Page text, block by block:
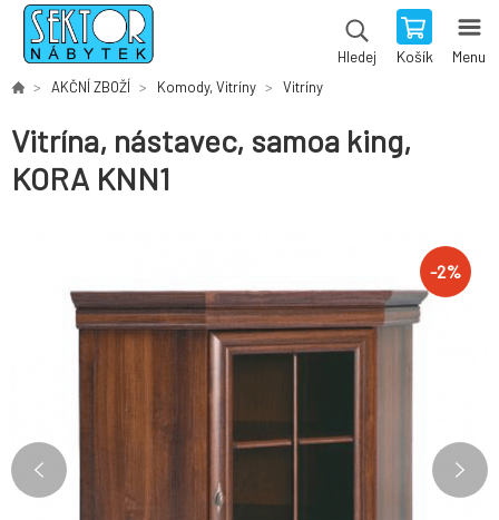
Hledej Košík Menu
AKČNÍ ZBOŽÍ Komody, Vitríny Vitríny
Vitrína, nástavec, samoa king,
KORA KNN1
-2%